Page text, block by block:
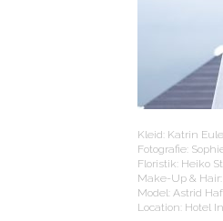
Kleid: Katrin
Fotografie:
Floristik: Heiko
Make-Up &
Model: Astrid
Location: Hotel